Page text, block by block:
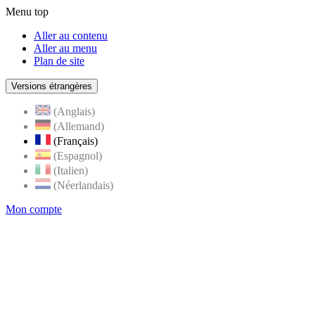
Menu top
Aller au contenu
Aller au menu
Plan de site
Versions étrangères
(Anglais)
(Allemand)
(Français)
(Espagnol)
(Italien)
(Néerlandais)
Mon compte